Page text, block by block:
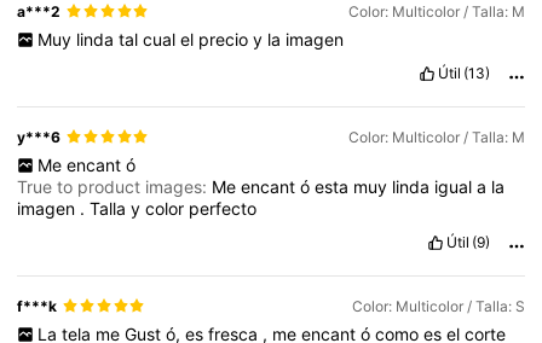
a***2 Color: Multicolor / Talla: M
Muy linda tal cual el precio y la imagen
Útil (13)
y***6 Color: Multicolor / Talla: M
Me encant ó
True to product images: Meencantóesta muy linda iguala la
imagen .Tallaycolor perfecto
Útil (9)
f***k Color: Multicolor / Talla: S
La tela me Gust ó, es fresca , me encant ó como es el corte